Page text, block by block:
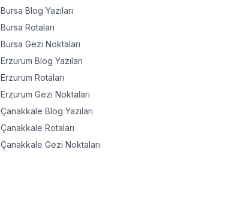
Bursa Blog Yazıları
Bursa Rotaları
Bursa Gezi Noktaları
Erzurum Blog Yazıları
Erzurum Rotaları
Erzurum Gezi Noktaları
Çanakkale Blog Yazıları
Çanakkale Rotaları
Çanakkale Gezi Noktaları